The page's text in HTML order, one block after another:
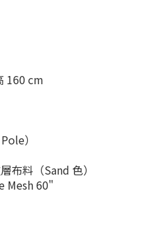
160 cm
）
布料（Sand 色）
Mesh 60"